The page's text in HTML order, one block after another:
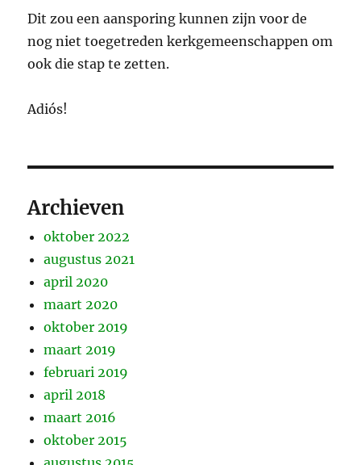
Dit zou een aansporing kunnen zijn voor de
nog niet toegetreden kerkgemeenschappen om
ook die stap te zetten.
Adiós!
Archieven
oktober 2022
augustus 2021
april 2020
maart 2020
oktober 2019
maart 2019
februari 2019
april 2018
maart 2016
oktober 2015